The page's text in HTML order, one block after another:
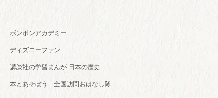
ボンボンアカデミー
ディズニーファン
講談社の学習まんが 日本の歴史
本とあそぼう 全国訪問おはなし隊